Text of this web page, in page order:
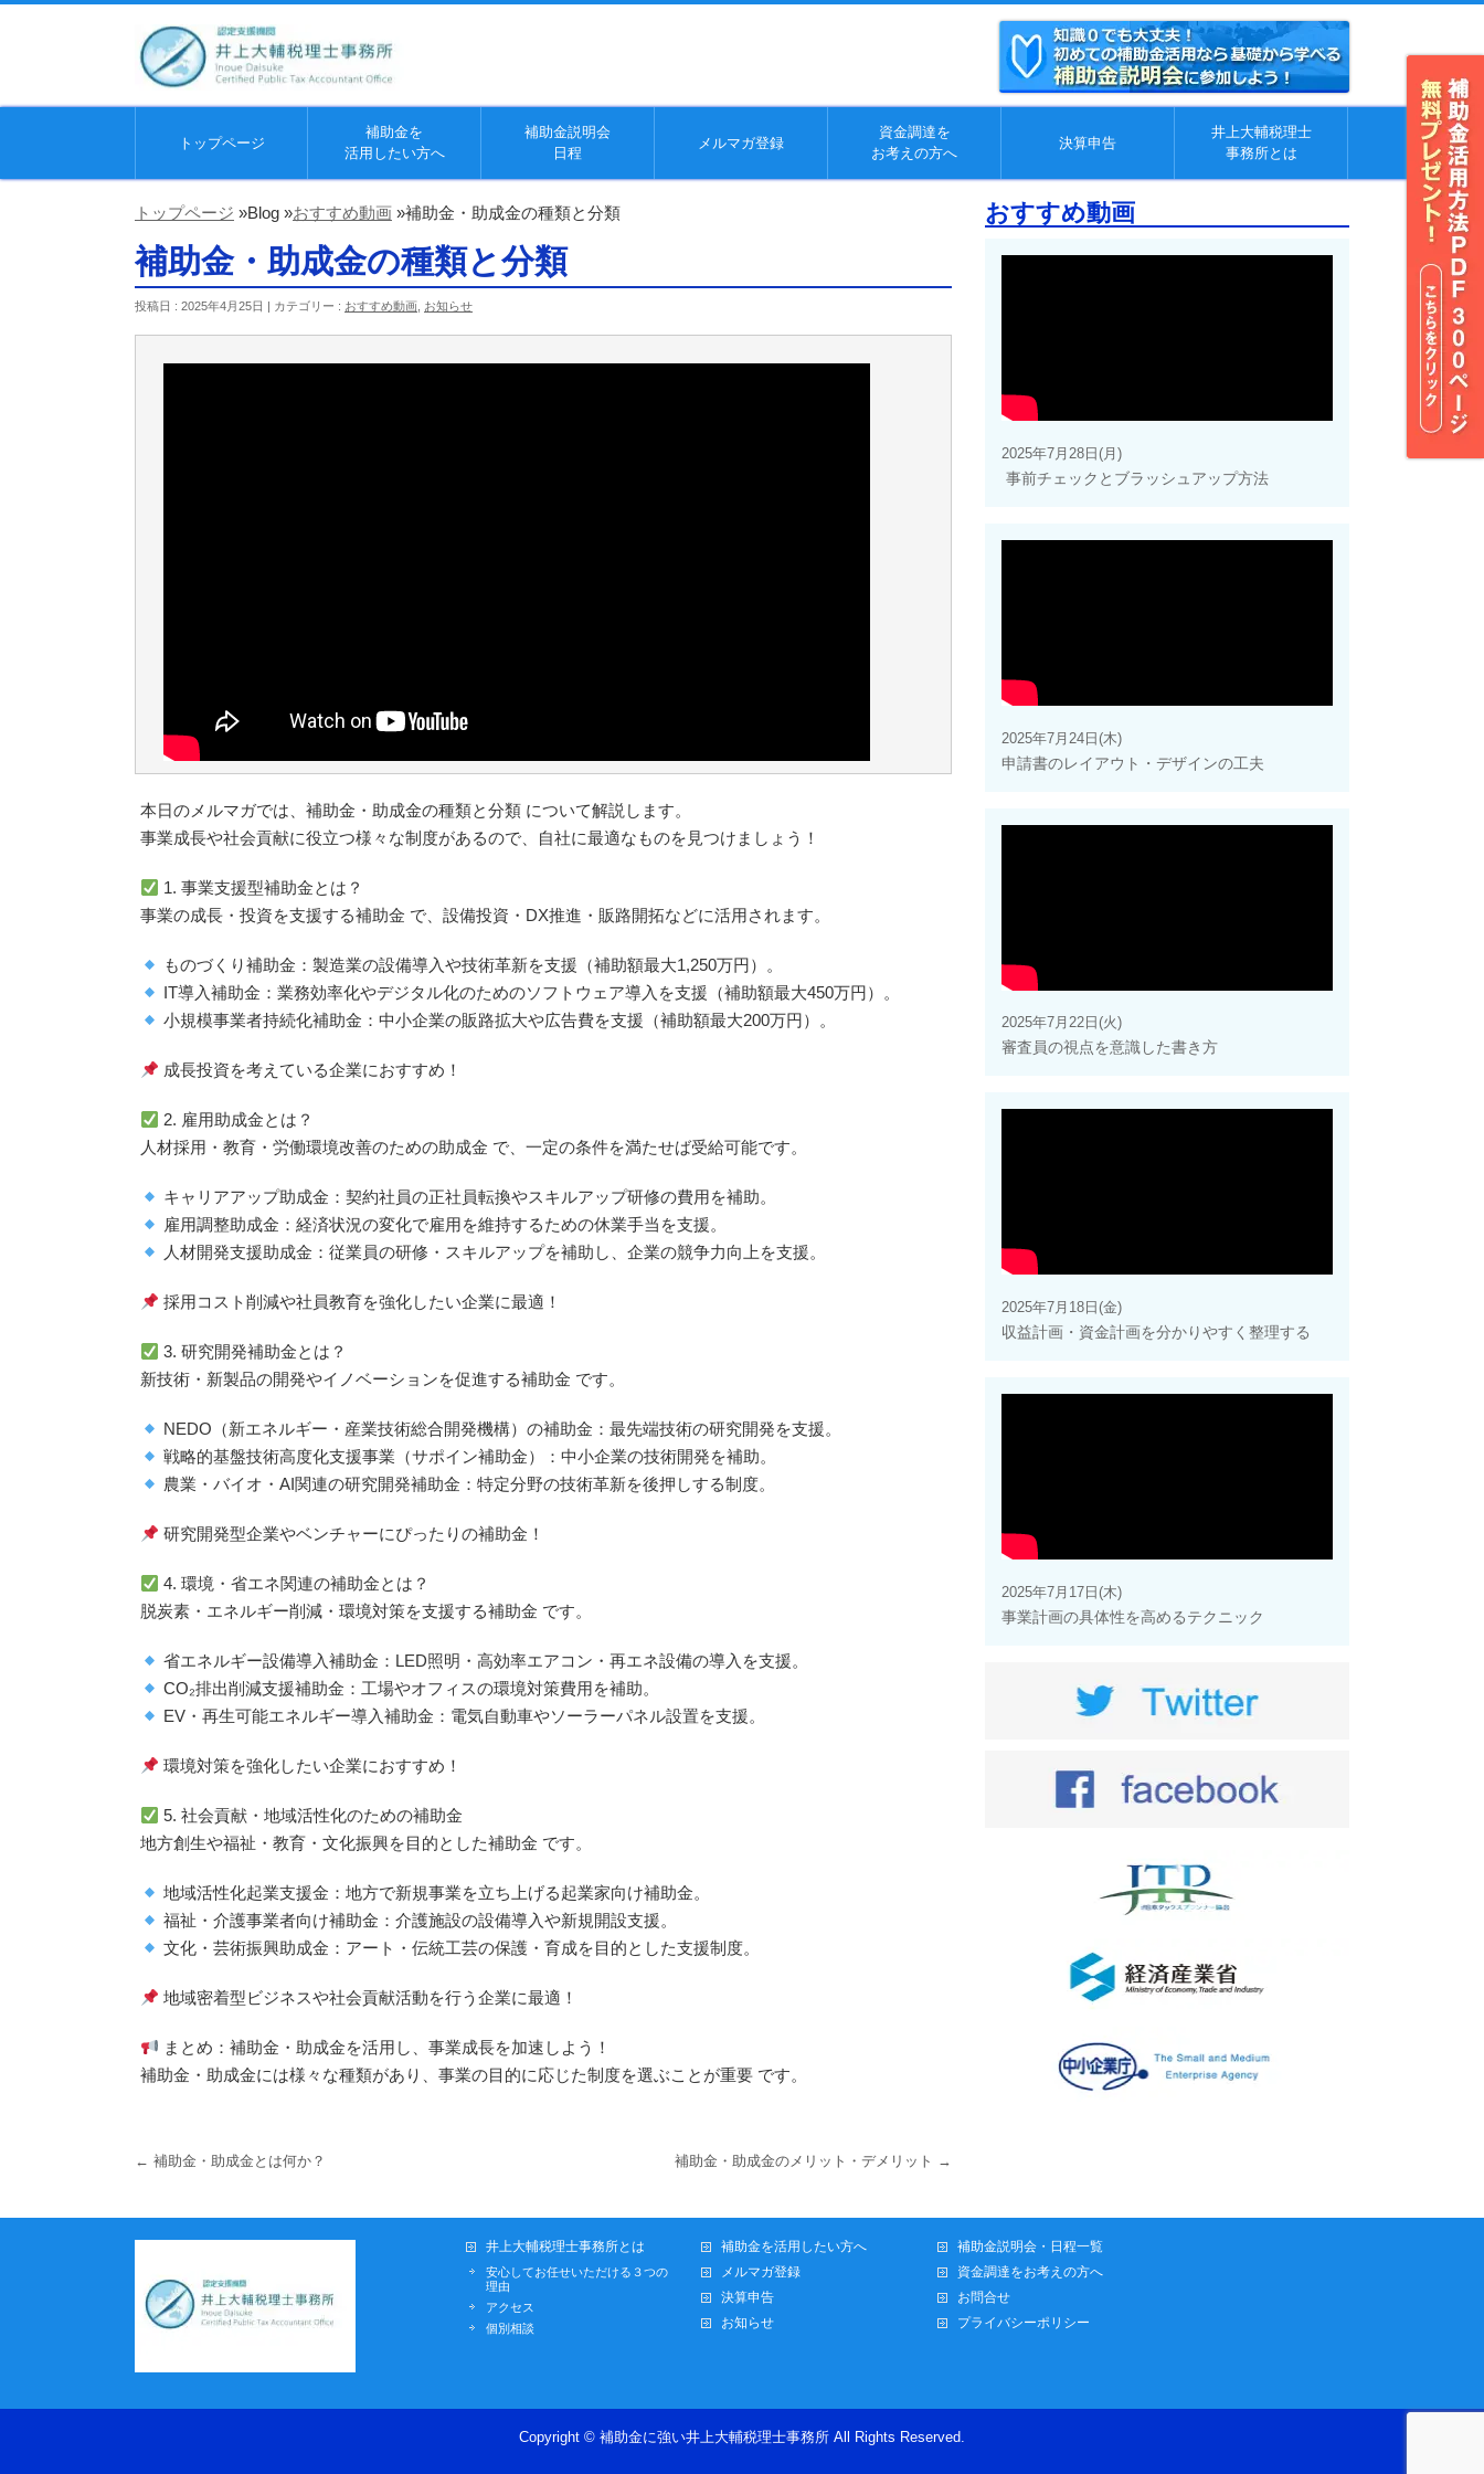
トップページ
補助金を
活用したい方へ
補助金説明会
日程
メルマガ登録
資金調達を
お考えの方へ
決算申告
井上大輔税理士
事務所とは
トップページ »Blog »おすすめ動画 »補助金・助成金の種類と分類
補助金・助成金の種類と分類
投稿日 : 2025年4月25日 | カテゴリー : おすすめ動画 お知らせ
本日のメルマガでは、補助金・助成金の種類と分類 について解説します。
事業成長や社会貢献に役立つ様々な制度があるので、自社に最適なものを見つけましょう！
1. 事業支援型補助金とは？
事業の成長・投資を支援する補助金 で、設備投資・DX推進・販路開拓などに活用されます。
ものづくり補助金：製造業の設備導入や技術革新を支援（補助額最大1,250万円）。
IT導入補助金：業務効率化やデジタル化のためのソフトウェア導入を支援（補助額最大450万円）。
小規模事業者持続化補助金：中小企業の販路拡大や広告費を支援（補助額最大200万円）。
成長投資を考えている企業におすすめ！
2. 雇用助成金とは？
人材採用・教育・労働環境改善のための助成金 で、一定の条件を満たせば受給可能です。
キャリアアップ助成金：契約社員の正社員転換やスキルアップ研修の費用を補助。
雇用調整助成金：経済状況の変化で雇用を維持するための休業手当を支援。
人材開発支援助成金：従業員の研修・スキルアップを補助し、企業の競争力向上を支援。
採用コスト削減や社員教育を強化したい企業に最適！
3. 研究開発補助金とは？
新技術・新製品の開発やイノベーションを促進する補助金 です。
NEDO（新エネルギー・産業技術総合開発機構）の補助金：最先端技術の研究開発を支援。
戦略的基盤技術高度化支援事業（サポイン補助金）：中小企業の技術開発を補助。
農業・バイオ・AI関連の研究開発補助金：特定分野の技術革新を後押しする制度。
研究開発型企業やベンチャーにぴったりの補助金！
4. 環境・省エネ関連の補助金とは？
脱炭素・エネルギー削減・環境対策を支援する補助金 です。
省エネルギー設備導入補助金：LED照明・高効率エアコン・再エネ設備の導入を支援。
CO₂排出削減支援補助金：工場やオフィスの環境対策費用を補助。
EV・再生可能エネルギー導入補助金：電気自動車やソーラーパネル設置を支援。
環境対策を強化したい企業におすすめ！
5. 社会貢献・地域活性化のための補助金
地方創生や福祉・教育・文化振興を目的とした補助金 です。
地域活性化起業支援金：地方で新規事業を立ち上げる起業家向け補助金。
福祉・介護事業者向け補助金：介護施設の設備導入や新規開設支援。
文化・芸術振興助成金：アート・伝統工芸の保護・育成を目的とした支援制度。
地域密着型ビジネスや社会貢献活動を行う企業に最適！
まとめ：補助金・助成金を活用し、事業成長を加速しよう！
補助金・助成金には様々な種類があり、事業の目的に応じた制度を選ぶことが重要 です。
← 補助金・助成金とは何か？ 補助金・助成金のメリット・デメリット →
おすすめ動画
2025年7月28日(月)
事前チェックとブラッシュアップ方法
2025年7月24日(木)
申請書のレイアウト・デザインの工夫
2025年7月22日(火)
審査員の視点を意識した書き方
2025年7月18日(金)
収益計画・資金計画を分かりやすく整理する
2025年7月17日(木)
事業計画の具体性を高めるテクニック
井上大輔税理士事務所とは
安心してお任せいただける３つの
理由
アクセス
個別相談
補助金を活用したい方へ
補助金説明会・日程一覧
メルマガ登録
資金調達をお考えの方へ
決算申告
お問合せ
お知らせ
プライバシーポリシー
Copyright © 補助金に強い井上大輔税理士事務所 All Rights Reserved.